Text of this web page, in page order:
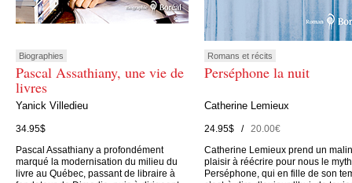
Biographies
Pascal Assathiany, une vie de
livres
Yanick Villedieu
34.95$
Pascal Assathiany a profondément
marqué la modernisation du milieu du
livre au Québec, passant de libraire à
Romans et récits
Perséphone la nuit
Catherine Lemieux
24.95$ /20.00€
Catherine Lemieux prend un malin
plaisir à réécrire pour nous le
Perséphone, qui en fille de son